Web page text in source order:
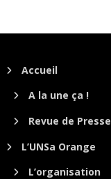
Accueil
A la une ça !
Revue de Presse
L’UNSa Orange
L’organisation